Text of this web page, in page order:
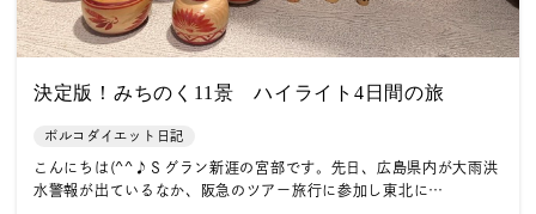
決定版！みちのく11景 ハイライト4日間の旅
ポルコダイエット日記
こんにちは(^^♪Ｓグラン新涯の宮部です。先日、広島県内が大雨洪
水警報が出ているなか、阪急のツアー旅行に参加し東北に…